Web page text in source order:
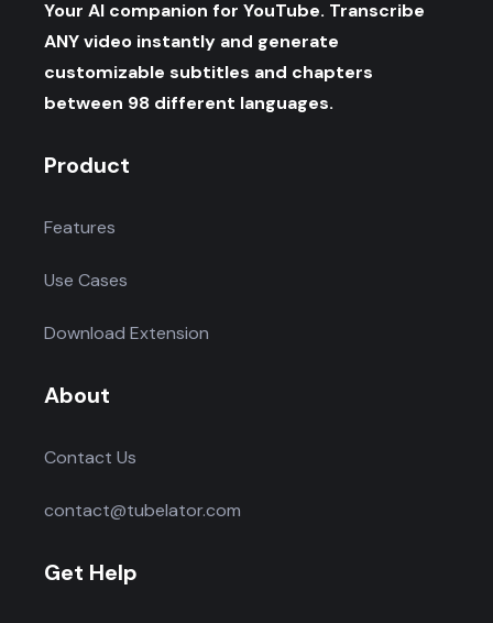
Your AI companion for YouTube. Transcribe
ANY video instantly and generate
customizable subtitles and chapters
between 98 different languages.
Product
Features
Use Cases
Download Extension
About
Contact Us
contact@tubelator.com
Get Help